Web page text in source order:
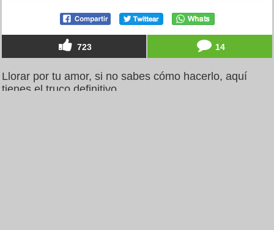
723 14
Llorar por tu amor, si no sabes cómo hacerlo, aquí
tienes el truco definitivo